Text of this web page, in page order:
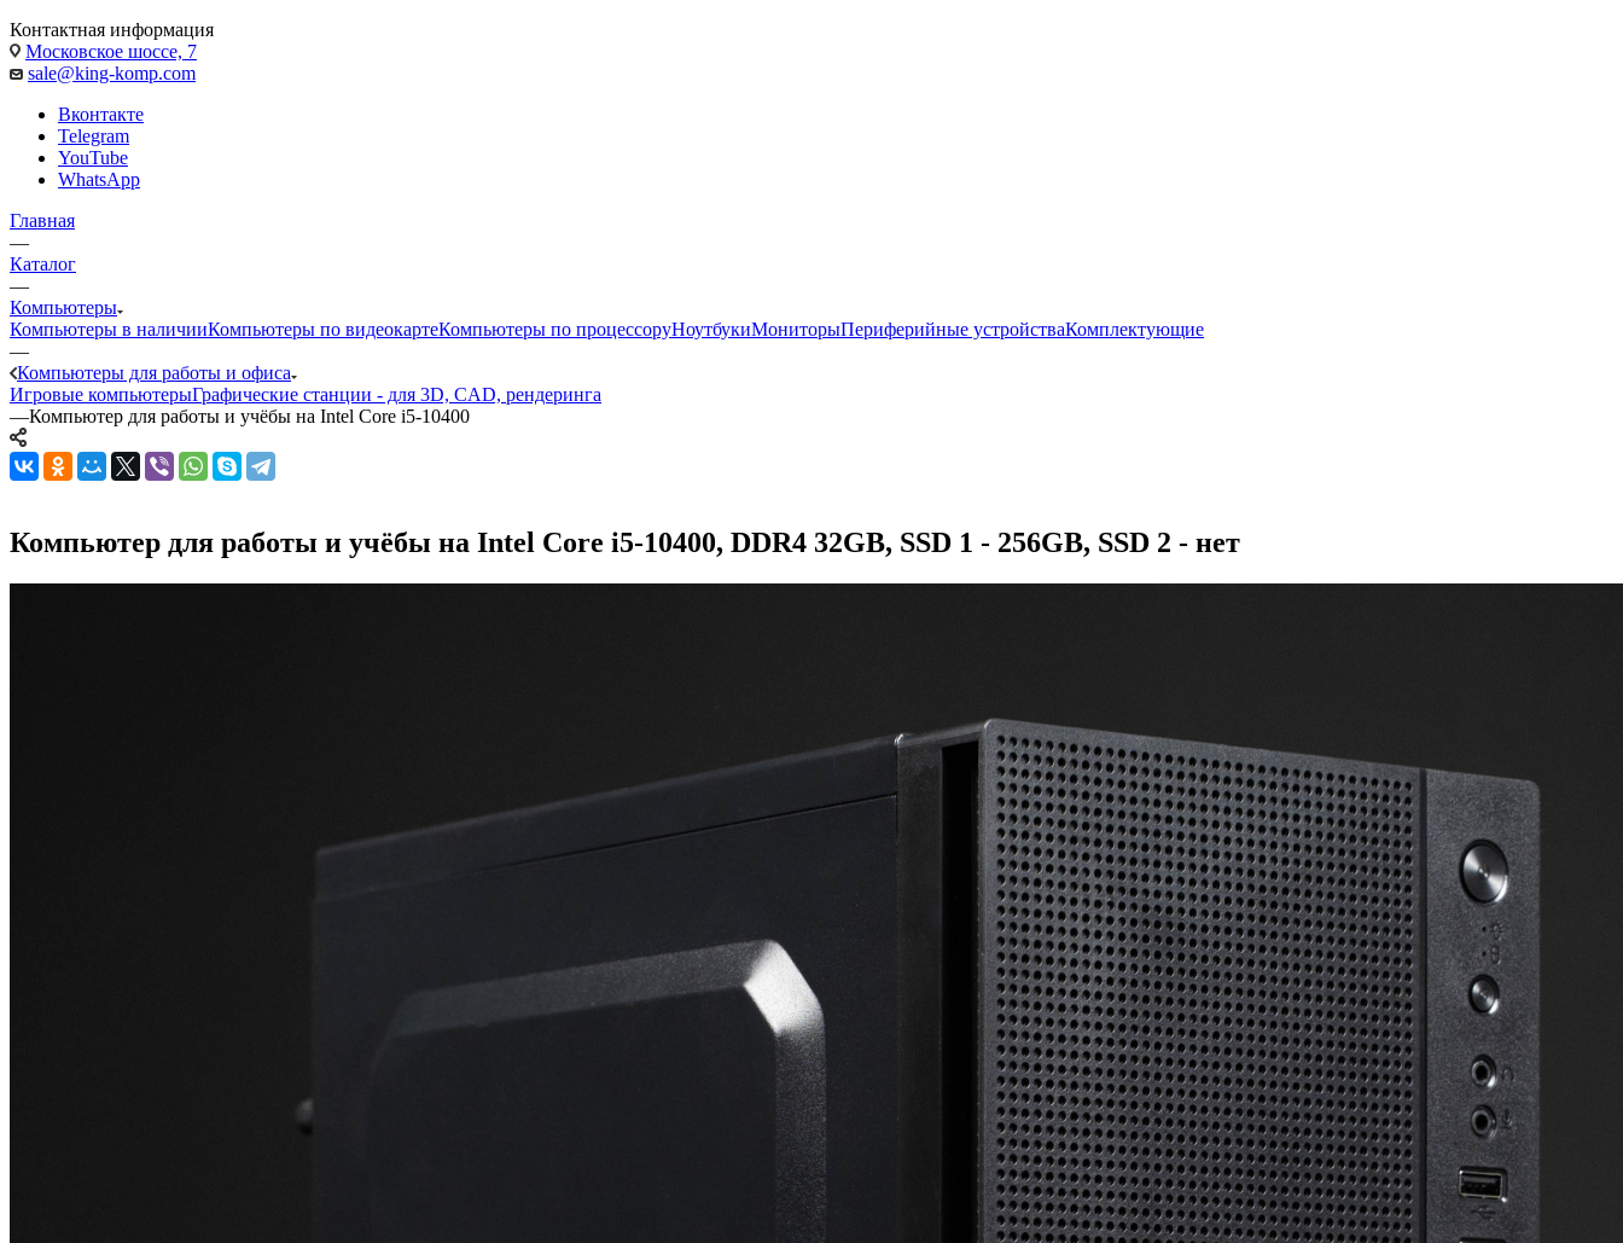
Контактная информация
Московское шоссе, 7
sale@king-komp.com
Вконтакте
Telegram
YouTube
WhatsApp
Главная
—
Каталог
—
Компьютеры
Компьютеры в наличииКомпьютеры по видеокартеКомпьютеры по процессоруНоутбукиМониторыПериферийные устройстваКомплектующие
—
Компьютеры для работы и офиса
Игровые компьютерыГрафические станции - для 3D, CAD, рендеринга
—Компьютер для работы и учёбы на Intel Core i5-10400
Компьютер для работы и учёбы на Intel Core i5-10400, DDR4 32GB, SSD 1 - 256GB, SSD 2 - нет